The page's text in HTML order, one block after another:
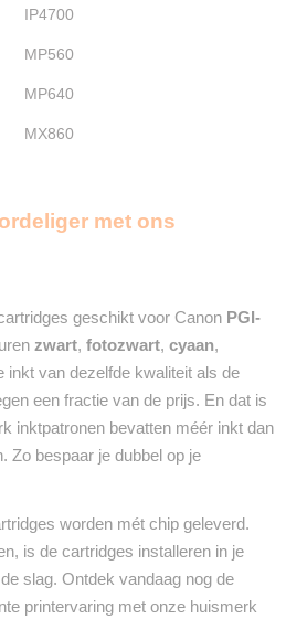
IP4700
MP560
MP640
MX860
met ons
geschikt voor Canon PGI-
zwart, fotozwart, cyaan,
inkt van dezelfde kwaliteit als de
een fractie van de prijs. En dat is
inktpatronen bevatten méér inkt dan
Zo bespaar je dubbel op je
worden mét chip geleverd.
is de cartridges installeren in je
slag. Ontdek vandaag nog de
printervaring met onze huismerk